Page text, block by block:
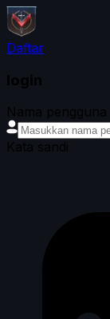
Daftar
login
Nama pengguna
Kata sandi